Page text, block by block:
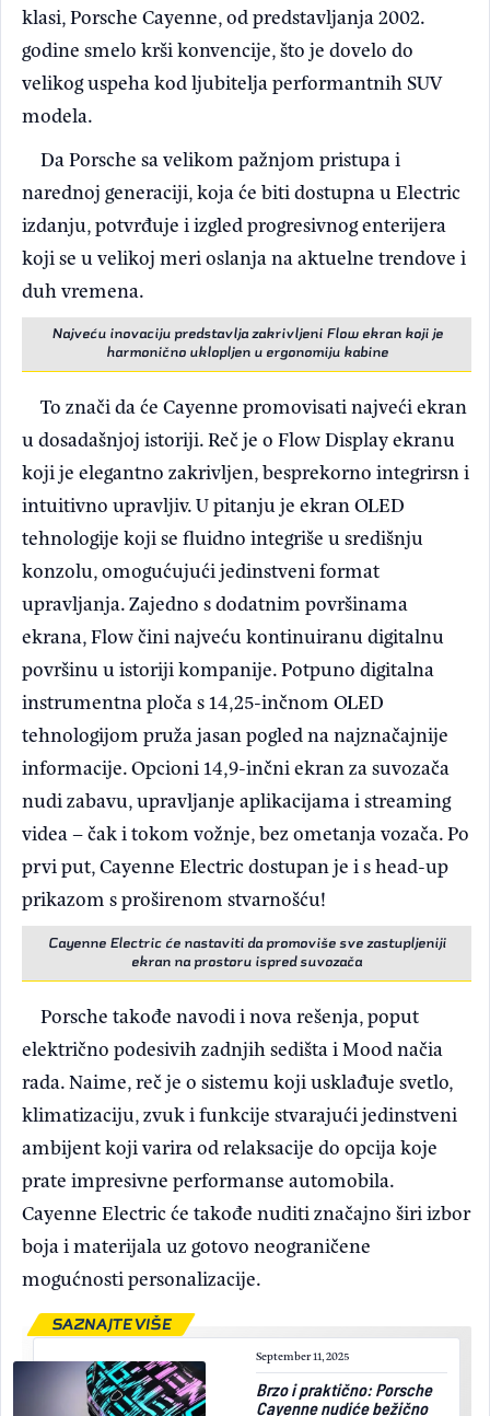
klasi, Porsche Cayenne, od predstavljanja 2002.
godine smelo krši konvencije, što je dovelo do
velikog uspeha kod ljubitelja performantnih SUV
modela.
Da Porsche sa velikom pažnjom pristupa i
narednoj generaciji, koja će biti dostupna u Electric
izdanju, potvrđuje i izgled progresivnog enterijera
koji se u velikoj meri oslanja na aktuelne trendove i
duh vremena.
Najveću inovaciju predstavlja zakrivljeni Flow ekran koji je
harmonično uklopljen u ergonomiju kabine
To znači da će Cayenne promovisati najveći ekran
u dosadašnjoj istoriji. Reč je o Flow Display ekranu
koji je elegantno zakrivljen, besprekorno integrirsn i
intuitivno upravljiv. U pitanju je ekran OLED
tehnologije koji se fluidno integriše u središnju
konzolu, omogućujući jedinstveni format
upravljanja. Zajedno s dodatnim površinama
ekrana, Flow čini najveću kontinuiranu digitalnu
površinu u istoriji kompanije. Potpuno digitalna
instrumentna ploča s 14,25-inčnom OLED
tehnologijom pruža jasan pogled na najznačajnije
informacije. Opcioni 14,9-inčni ekran za suvozača
nudi zabavu, upravljanje aplikacijama i streaming
videa – čak i tokom vožnje, bez ometanja vozača. Po
prvi put, Cayenne Electric dostupan je i s head-up
prikazom s proširenom stvarnošću!
Cayenne Electric će nastaviti da promoviše sve zastupljeniji
ekran na prostoru ispred suvozača
Porsche takođe navodi i nova rešenja, poput
električno podesivih zadnjih sedišta i Mood načia
rada. Naime, reč je o sistemu koji usklađuje svetlo,
klimatizaciju, zvuk i funkcije stvarajući jedinstveni
ambijent koji varira od relaksacije do opcija koje
prate impresivne performanse automobila.
Cayenne Electric će takođe nuditi značajno širi izbor
boja i materijala uz gotovo neograničene
mogućnosti personalizacije.
September 11, 2025
Brzo i praktično: Porsche
Cayenne nudiće bežično
SAZNAJTE VIŠE